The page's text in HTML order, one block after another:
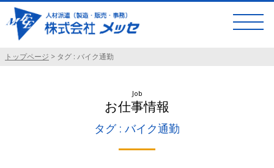
トップページ > タグ : バイク通勤
Job
お仕事情報
タグ : バイク通勤